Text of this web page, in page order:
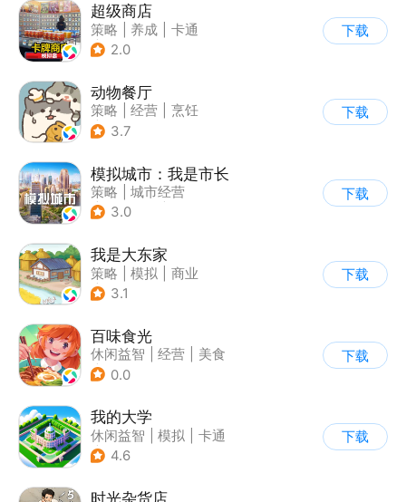
超级商店
策略 养成
卡通
| 休闲益智
2.0
下载
动物餐厅
策略 经营
烹饪
| 宠物
3.7
下载
模拟城市：我是市长
策略
城市经营
| 模拟城市
3.0
下载
我是大东家
策略 模拟
商业
| 卡通
3.1
下载
百味食光
休闲益智 经营
美食
| 卡通
0.0
下载
我的大学
休闲益智 模拟
卡通
| 九游
4.6
下载
时光杂货店